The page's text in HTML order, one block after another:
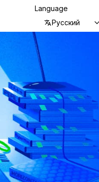
Language
Русский